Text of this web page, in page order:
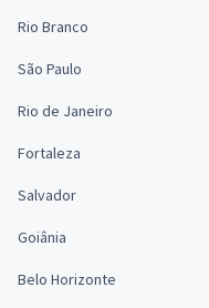
Rio Branco
São Paulo
Rio de Janeiro
Fortaleza
Salvador
Goiânia
Belo Horizonte